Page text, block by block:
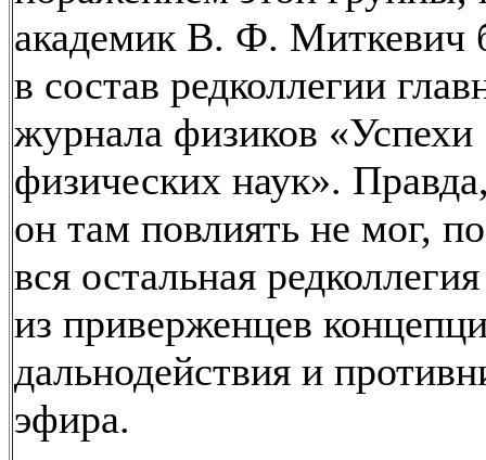
академик В. Ф. Миткевич
в состав редколлегии
журнала физиков «Успехи
физических наук».
он там повлиять не мог,
вся остальная
из приверженцев
дальнодействия и
эфира.